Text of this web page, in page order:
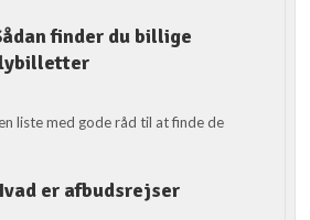
finder du billige
liste med gode råd til at finde de
er afbudsrejser